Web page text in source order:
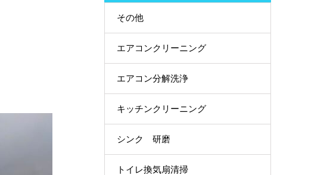
その他
エアコンクリーニング
エアコン分解洗浄
キッチンクリーニング
シンク 研磨
トイレ換気扇清掃